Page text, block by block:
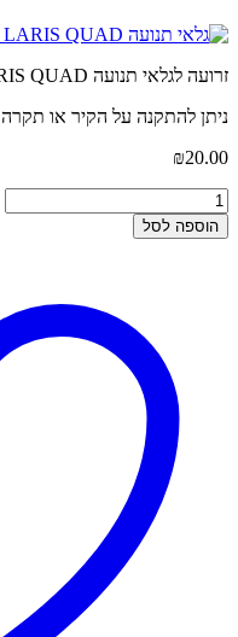
זרועה לגלאי תנועה LARIS QUAD
ניתן להתקנה על הקיר או תקרה
₪20.00
הוספה לסל